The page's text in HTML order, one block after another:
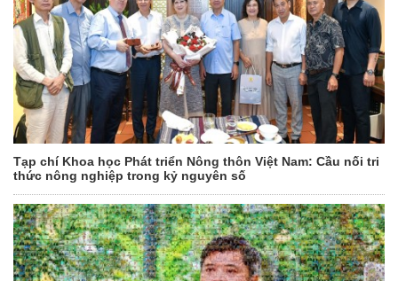
Tạp chí Khoa học Phát triển Nông thôn Việt Nam: Cầu nối tri
thức nông nghiệp trong kỷ nguyên số